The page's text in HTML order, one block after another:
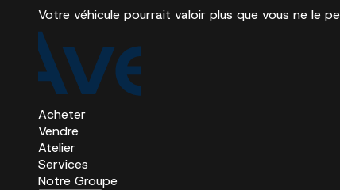
Votre véhicule pourrait valoir plus que vous ne le
Acheter
Vendre
Atelier
Services
Notre Groupe